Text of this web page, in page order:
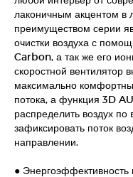
лаконичным акцентом в
преимуществом серии
очистки воздуха с
Carbon, а так же его
скоростной вентилятор
максимально
потока, а функция 3D
распределить воздух
зафиксировать поток
направлении.
● Энергоэффективность